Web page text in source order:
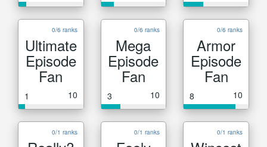
0/6 ranks
Ultimate
Episode
Fan
1 10
0/6 ranks
Mega
Episode
Fan
3 10
0/6 ranks
Armor
Episode
Fan
8 10
0/1 ranks 0/1 ranks 0/1 ranks